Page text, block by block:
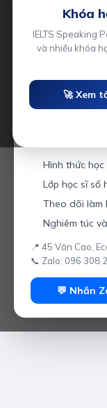
Luyện thi
Giáo viên hơn
Hình thức
Lớp học sĩ số
Theo dõi làm
Nghiêm túc
📍 45 Văn Cao,
📞 Zalo: 096 308
💬 Nhắn
Khóa
IELTS Speaking
và nhiều khóa
🚀 Xem